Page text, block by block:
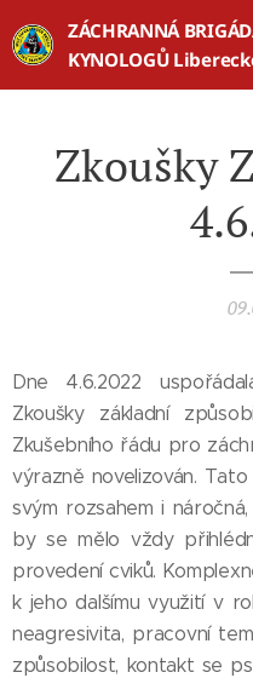
ZÁCHRANNÁ
KYNOLOGŮ
Zkoušky
Dne 4.6.2022
Zkoušky základní
Zkušebního řádu pro
výrazně novelizován.
svým rozsahem i
by se mělo vždy
provedení cviků.
k jeho dalšímu využití v
neagresivita, pracovní
způsobilost, kontakt se